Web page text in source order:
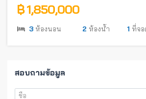
฿ 1,850,000
3 ห้องนอน 2 ห้องน้ำ 1 ที่จ
สอบถามข้อมูล